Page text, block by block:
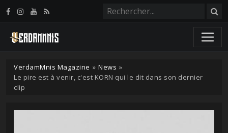
VerdamMnis Magazine » News »
Le pire est à venir, c'est KORN qui le dit dans son dernier
clip
Panneau de gestion des cookies